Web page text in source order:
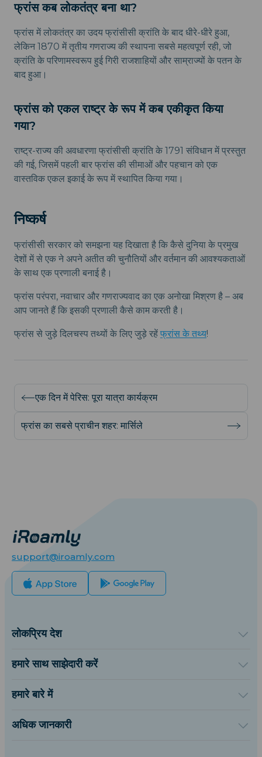
फ्रांस कब लोकतंत्र बना था?
फ्रांस में लोकतंत्र का उदय फ्रांसीसी क्रांति के बाद धीरे-धीरे हुआ,
लेकिन 1870 में तृतीय गणराज्य की स्थापना सबसे महत्वपूर्ण रही, जो
क्रांति के परिणामस्वरूप हुई गिरी राजशाहियों और साम्राज्यों के पतन के
बाद हुआ।
फ्रांस को एकल राष्ट्र के रूप में कब एकीकृत किया
गया?
राष्ट्र-राज्य की अवधारणा फ्रांसीसी क्रांति के 1791 संविधान में प्रस्तुत
की गई, जिसमें पहली बार फ्रांस की सीमाओं और पहचान को एक
वास्तविक एकल इकाई के रूप में स्थापित किया गया।
निष्कर्ष
फ्रांसीसी सरकार को समझना यह दिखाता है कि कैसे दुनिया के प्रमुख
देशों में से एक ने अपने अतीत की चुनौतियों और वर्तमान की आवश्यकताओं
के साथ एक प्रणाली बनाई है।
फ्रांस परंपरा, नवाचार और गणराज्यवाद का एक अनोखा मिश्रण है – अब
आप जानते हैं कि इसकी प्रणाली कैसे काम करती है।
फ्रांस से जुड़े दिलचस्प तथ्यों के लिए जुड़े रहें फ्रांस के तथ्य!
एक दिन में पेरिस: पूरा यात्रा कार्यक्रम
फ्रांस का सबसे प्राचीन शहर: मार्सिले
support@iroamly.com
लोकप्रिय देश
यूनाइटेड किंगडम
तुर्की
थाईलैंड
इटली
हमारे साथ साझेदारी करें
संदर्भित करें और कमाएँ
संबद्ध कार्यक्रम
हमारे बारे में
संपर्क करें
अधिक जानकारी